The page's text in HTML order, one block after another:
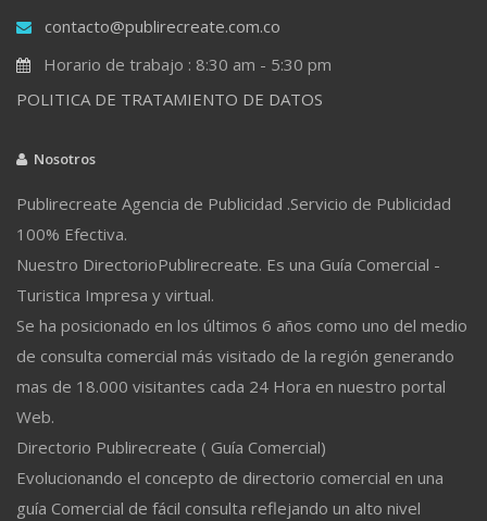
contacto@publirecreate.com.co
Horario de trabajo : 8:30 am - 5:30 pm
POLITICA DE TRATAMIENTO DE DATOS
Nosotros
Publirecreate Agencia de Publicidad .Servicio de Publicidad
100% Efectiva.
Nuestro DirectorioPublirecreate. Es una Guía Comercial -
Turistica Impresa y virtual.
Se ha posicionado en los últimos 6 años como uno del medio
de consulta comercial más visitado de la región generando
mas de 18.000 visitantes cada 24 Hora en nuestro portal
Web.
Directorio Publirecreate ( Guía Comercial)
Evolucionando el concepto de directorio comercial en una
guía Comercial de fácil consulta reflejando un alto nivel